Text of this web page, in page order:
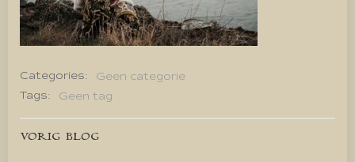
Categories:
Geen categorie
Tags:
Geen tag
Bericht
VORIG BLOG